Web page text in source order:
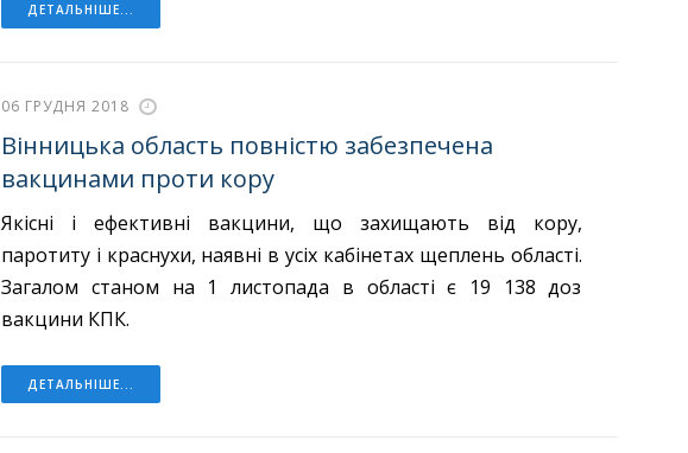
ДЕТАЛЬНІШЕ...
06 ГРУДНЯ 2018
Вінницька область повністю забезпечена
вакцинами проти кору
Якісні і ефективні вакцини, що захищають від кору,
паротиту і краснухи, наявні в усіх кабінетах щеплень області.
Загалом станом на 1 листопада в області є 19 138 доз
вакцини КПК.
ДЕТАЛЬНІШЕ...